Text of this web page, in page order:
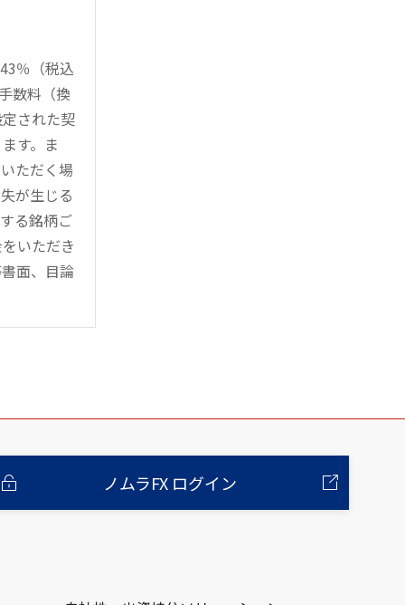
％（税込
数料（換
された契
す。ま
ただく場
が生じる
る銘柄ご
いただき
面、目論
ノムラFX ログイン